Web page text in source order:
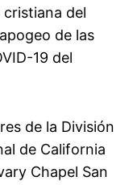
cristiana del
de las
19 del
de la División
de California
Chapel San